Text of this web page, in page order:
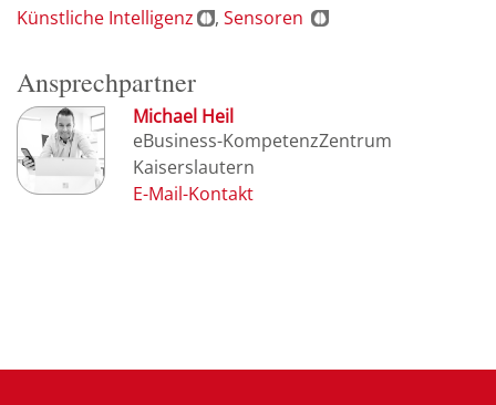
Künstliche Intelligenz Sensoren
Ansprechpartner
Michael Heil
eBusiness-KompetenzZentrum
Kaiserslautern